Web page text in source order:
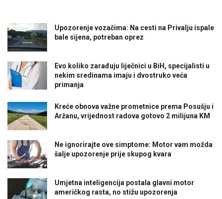
Upozorenje vozačima: Na cesti na Privalju ispale
bale sijena, potreban oprez
Evo koliko zarađuju liječnici u BiH, specijalisti u
nekim sredinama imaju i dvostruko veća
primanja
Kreće obnova važne prometnice prema Posušju i
Aržanu, vrijednost radova gotovo 2 milijuna KM
Ne ignorirajte ove simptome: Motor vam možda
šalje upozorenje prije skupog kvara
Umjetna inteligencija postala glavni motor
američkog rasta, no stižu upozorenja